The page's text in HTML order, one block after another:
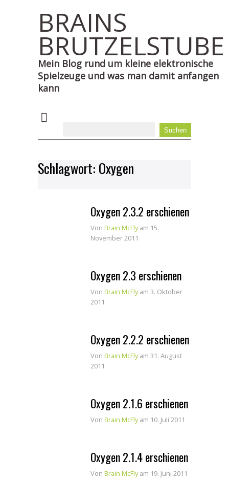
BRAINS
BRUTZELSTUBE
Mein Blog rund um kleine elektronische
Spielzeuge und was man damit anfangen
kann
Schlagwort: Oxygen
Oxygen 2.3.2 erschienen
Von Brain McFly am 15.
November 2011
Oxygen 2.3 erschienen
Von Brain McFly am 3. Oktober
2011
Oxygen 2.2.2 erschienen
Von Brain McFly am 31. August
2011
Oxygen 2.1.6 erschienen
Von Brain McFly am 10. Juli 2011
Oxygen 2.1.4 erschienen
Von Brain McFly am 19. Juni 2011